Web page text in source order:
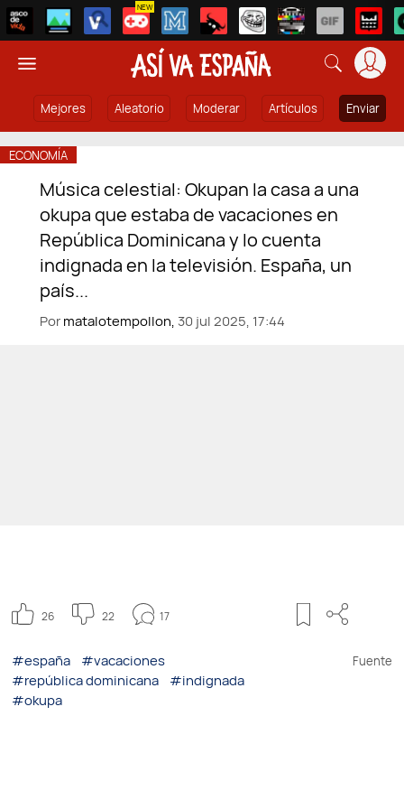
NEW
Mejores Aleatorio Moderar Artículos Enviar
ECONOMÍA
Música celestial: Okupan la casa a una
okupa que estaba de vacaciones en
República Dominicana y lo cuenta
indignada en la televisión. España, un
país...
Pormatalotempollon, 30 jul 2025, 17:44
26 22 17
#españa
#vacaciones
#república dominicana
#indignada
#okupa
Fuente